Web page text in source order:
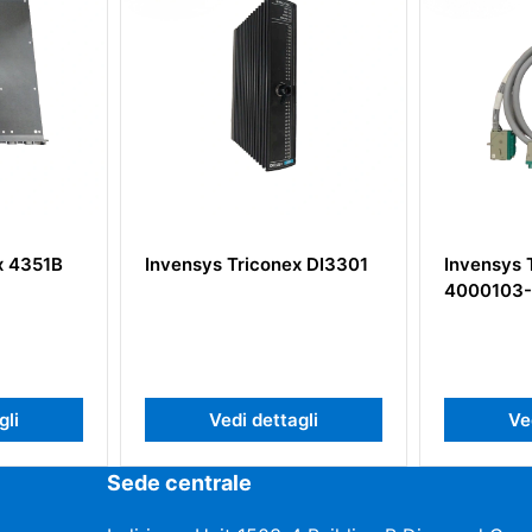
DI3301
Invensys Triconex
Vedi dettagli
Sede centrale